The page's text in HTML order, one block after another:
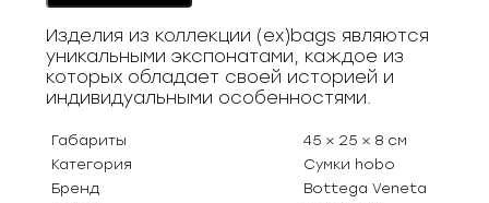
Изделия из коллекции (ex)bags являются
уникальными экспонатами, каждое из
которых обладает своей историей и
индивидуальными особенностями.
Габариты
45 × 25 × 8 см
Категория
Сумки hobo
Бренд
Bottega Veneta